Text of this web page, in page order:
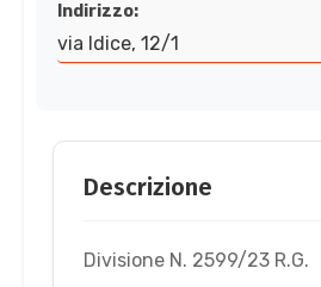
Indirizzo:
via Idice, 12/1
Descrizione
Divisione N. 2599/23 R.G.